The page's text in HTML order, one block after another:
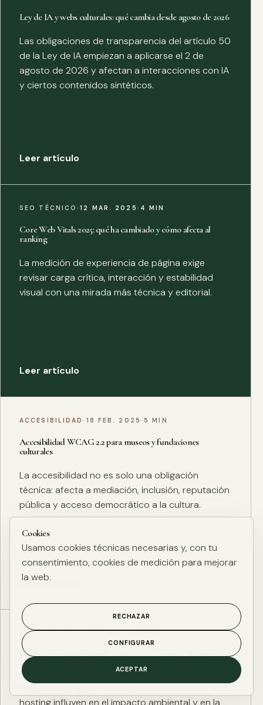
Ley de IA y webs culturales: qué cambia desde agosto de 2026
Las obligaciones de transparencia del artículo 50
de la Ley de IA empiezan a aplicarse el 2 de
agosto de 2026 y afectan a interacciones con IA
y ciertos contenidos sintéticos.
Leer artículo
SEO TÉCNICO·12 MAR. 2025 · 4 MIN
Core Web Vitals 2025: qué ha cambiado y cómo afecta al
ranking
La medición de experiencia de página exige
revisar carga crítica, interacción y estabilidad
visual con una mirada más técnica y editorial.
Leer artículo
ACCESIBILIDAD · 18 FEB. 2025 · 5 MIN
Accesibilidad WCAG 2.2 para museos y fundaciones
culturales
La accesibilidad no es solo una obligación
técnica: afecta a mediación, inclusión, reputación
pública y acceso democrático a la cultura.
Leer artículo
ESG DIGITAL·27 ENE. 2025·4 MIN
Huella de carbono digital: cómo medir y reducir el impacto
ESG de una web
El peso de página, las imágenes, los scripts y el
hosting influyen en el impacto ambiental y en la
Cookies
Usamos cookies técnicas necesarias y, con tu
consentimiento, cookies de medición para mejorar
la web.
RECHAZAR
CONFIGURAR
ACEPTAR